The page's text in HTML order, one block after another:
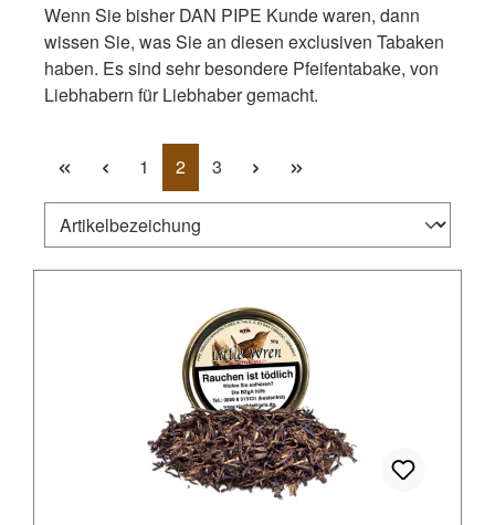
Wenn Sie bisher DAN PIPE Kunde waren, dann
wissen Sie, was Sie an diesen exclusiven Tabaken
haben. Es sind sehr besondere Pfeifentabake, von
Liebhabern für Liebhaber gemacht.
Seite
1 Seite
2 Seite
3